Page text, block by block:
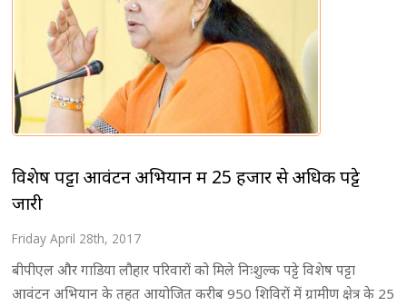
विशेष पट्टा आवंटन अभियान में 25 हजार से अधिक पट्टे
जारी
Friday April 28th, 2017
बीपीएल और गाडिया लौहार परिवारों को मिले निःशुल्क पट्टे विशेष पट्टा
आवंटन अभियान के तहत आयोजित करीब 950 शिविरों में ग्रामीण क्षेत्र के 25